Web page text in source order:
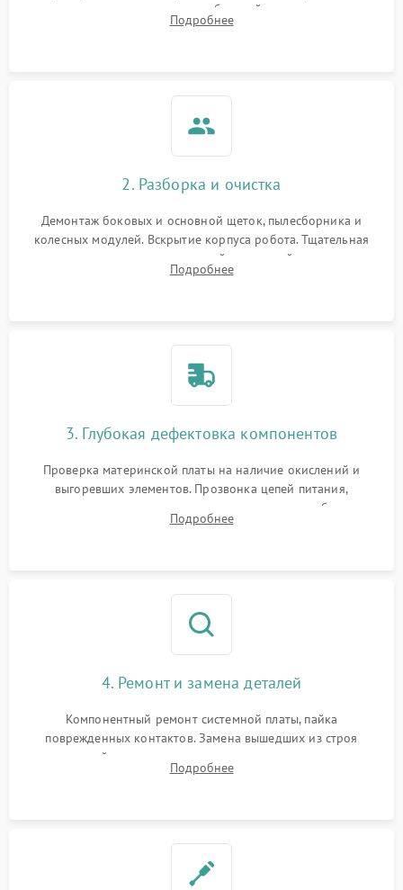
аккумулятора и тестирование базовой станции зарядки.
Оценка работы лидара, бампера и датчиков падения для
Подробнее
2. Разборка и очистка
Демонтаж боковых и основной щеток, пылесборника и
колесных модулей. Вскрытие корпуса робота. Тщательная
очистка внутренних полостей, шестерней и плат от
скопившейся пыли, волос и шерсти животных с
Подробнее
3. Глубокая дефектовка компонентов
Проверка материнской платы на наличие окислений и
выгоревших элементов. Прозвонка цепей питания,
тестирование приводных моторов колес и турбины
всасывания. Оценка состояния оптических и инфракрасных
Подробнее
4. Ремонт и замена деталей
Компонентный ремонт системной платы, пайка
поврежденных контактов. Замена вышедших из строя
двигателей, изношенного аккумулятора, неисправного
лидара или помпы подачи воды. Восстановление шлейфов и
Подробнее